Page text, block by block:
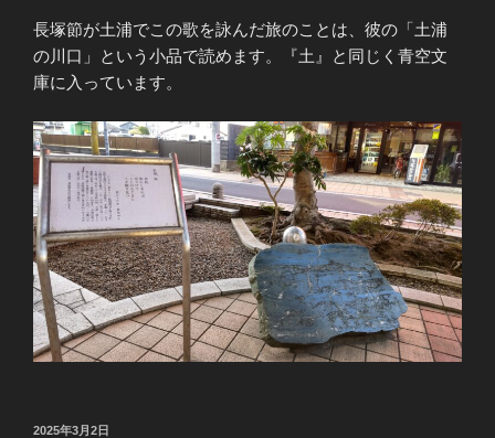
長塚節が土浦でこの歌を詠んだ旅のことは、彼の「土浦
の川口」という小品で読めます。『土』と同じく青空文
庫に入っています。
投
2025年3月2日